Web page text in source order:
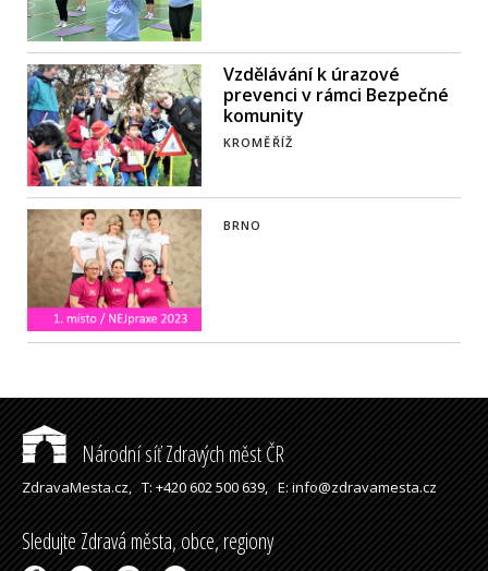
Vzdělávání k úrazové
prevenci v rámci Bezpečné
komunity
KROMĚŘÍŽ
BRNO
Národní síť Zdravých měst ČR
ZdravaMesta.cz,T: +420 602 500 639,E: info@zdravamesta.cz
Sledujte Zdravá města, obce, regiony